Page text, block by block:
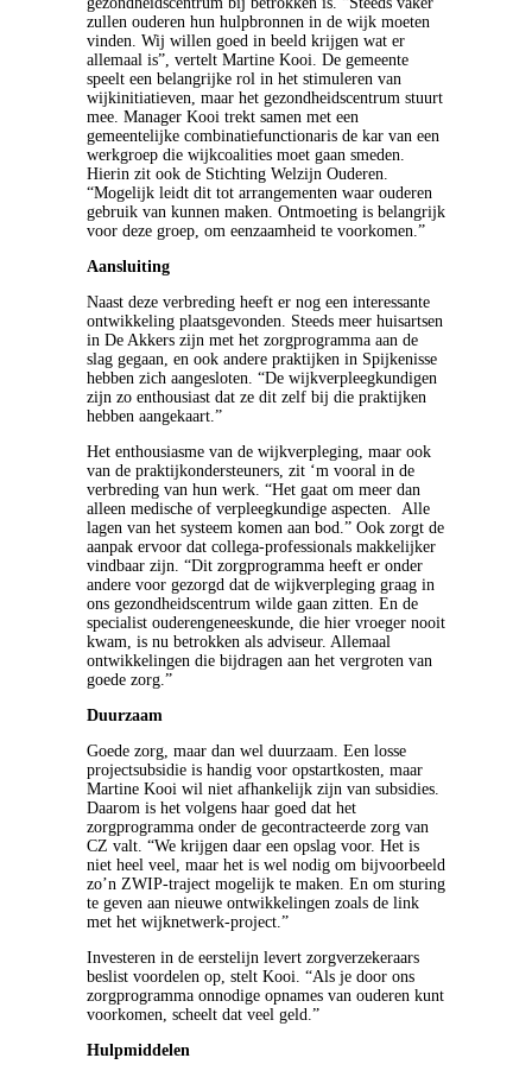
zullen ouderen hun hulpbronnen in de wijk moeten
vinden. Wij willen goed in beeld krijgen wat er
allemaal is”, vertelt Martine Kooi. De gemeente
speelt een belangrijke rol in het stimuleren van
wijkinitiatieven, maar het gezondheidscentrum stuurt
mee. Manager Kooi trekt samen met een
gemeentelijke combinatiefunctionaris de kar van een
werkgroep die wijkcoalities moet gaan smeden.
Hierin zit ook de Stichting Welzijn Ouderen.
“Mogelijk leidt dit tot arrangementen waar ouderen
gebruik van kunnen maken. Ontmoeting is belangrijk
voor deze groep, om eenzaamheid te voorkomen.”
Aansluiting
Naast deze verbreding heeft er nog een interessante
ontwikkeling plaatsgevonden. Steeds meer huisartsen
in De Akkers zijn met het zorgprogramma aan de
slag gegaan, en ook andere praktijken in Spijkenisse
hebben zich aangesloten. “De wijkverpleegkundigen
zijn zo enthousiast dat ze dit zelf bij die praktijken
hebben aangekaart.”
Het enthousiasme van de wijkverpleging, maar ook
van de praktijkondersteuners, zit ‘m vooral in de
verbreding van hun werk. “Het gaat om meer dan
alleen medische of verpleegkundige aspecten. Alle
lagen van het systeem komen aan bod.” Ook zorgt de
aanpak ervoor dat collega-professionals makkelijker
vindbaar zijn. “Dit zorgprogramma heeft er onder
andere voor gezorgd dat de wijkverpleging graag in
ons gezondheidscentrum wilde gaan zitten. En de
specialist ouderengeneeskunde, die hier vroeger nooit
kwam, is nu betrokken als adviseur. Allemaal
ontwikkelingen die bijdragen aan het vergroten van
goede zorg.”
Duurzaam
Goede zorg, maar dan wel duurzaam. Een losse
projectsubsidie is handig voor opstartkosten, maar
Martine Kooi wil niet afhankelijk zijn van subsidies.
Daarom is het volgens haar goed dat het
zorgprogramma onder de gecontracteerde zorg van
CZ valt. “We krijgen daar een opslag voor. Het is
niet heel veel, maar het is wel nodig om bijvoorbeeld
zo’n ZWIP-traject mogelijk te maken. En om sturing
te geven aan nieuwe ontwikkelingen zoals de link
met het wijknetwerk-project.”
Investeren in de eerstelijn levert zorgverzekeraars
beslist voordelen op, stelt Kooi. “Als je door ons
zorgprogramma onnodige opnames van ouderen kunt
voorkomen, scheelt dat veel geld.”
Hulpmiddelen